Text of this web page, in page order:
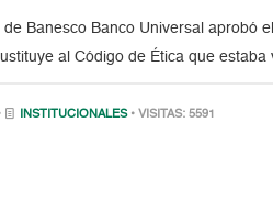
de Banesco Banco Universal aprobó
al Código de Ética que
INSTITUCIONALES • VISITAS: 5591